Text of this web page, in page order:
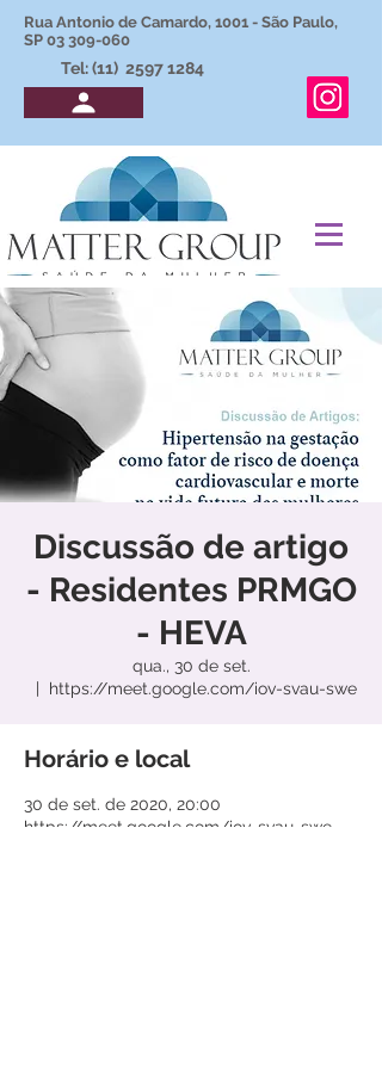
Rua Antonio de Camardo, 1001 - São Paulo,
SP 03 309-060
Tel: (11) 2597 1284
Discussão de artigo
- Residentes PRMGO
- HEVA
qua., 30 de set.
  |
https://meet.google.com/iov-svau-swe
Horário e local
30 de set. de 2020, 20:00
https://meet.google.com/iov-svau-swe